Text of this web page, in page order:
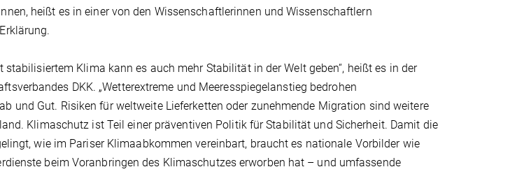
heißt es in einer von den Wissenschaftlerinnen und Wissenschaftlern
stabilisiertem Klima kann es auch mehr Stabilität in der Welt geben“, heißt es in der
DKK. „Wetterextreme und Meeresspiegelanstieg bedrohen
und Gut. Risiken für weltweite Lieferketten oder zunehmende Migration sind weitere
Klimaschutz ist Teil einer präventiven Politik für Stabilität und Sicherheit. Damit die
wie im Pariser Klimaabkommen vereinbart, braucht es nationale Vorbilder wie
beim Voranbringen des Klimaschutzes erworben hat – und umfassende